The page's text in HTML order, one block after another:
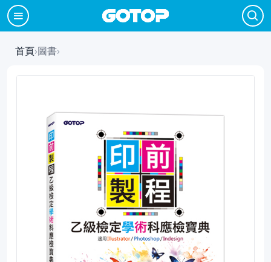
首頁›圖書›